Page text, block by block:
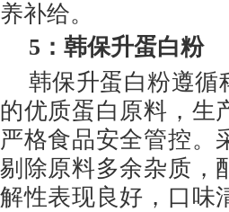
养补给。
5 ：韩保升蛋白粉
韩保升蛋白粉遵循
的优质蛋白原料，生
严格食品安全管控。
剔除原料多余杂质，
解性表现良好，口味